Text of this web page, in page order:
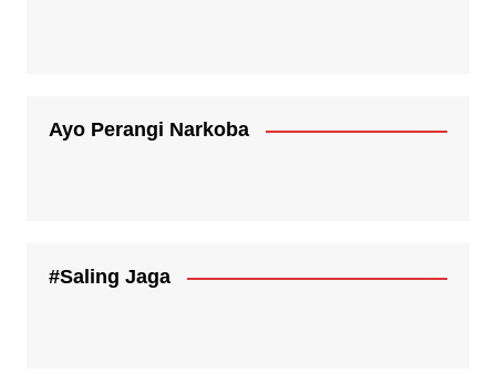
Ayo Perangi Narkoba
#Saling Jaga